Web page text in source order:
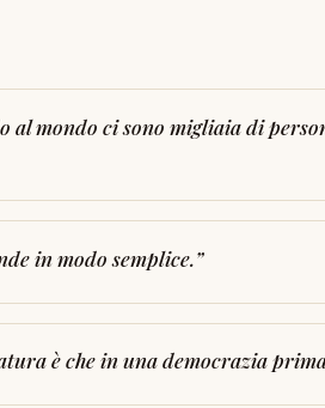
al mondo ci sono migliaia di
in modo semplice.”
è che in una democrazia